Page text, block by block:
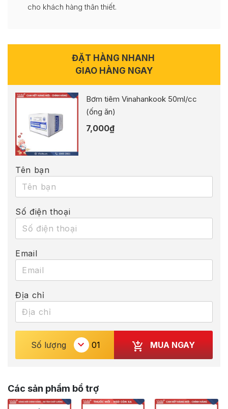
cho khách hàng thân thiết.
ĐẶT HÀNG NHANH
GIAO HÀNG NGAY
Bơm tiêm Vinahankook 50ml/cc
(ống ăn)
7,000₫
Tên bạn
Số điện thoại
Email
Địa chỉ
Số lượng MUA NGAY
Các sản phẩm bổ trợ